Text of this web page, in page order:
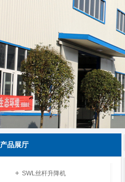
产品展厅
SWL丝杆升降机